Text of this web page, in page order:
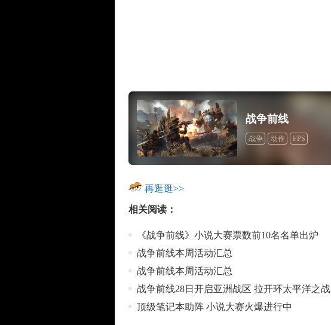
战争前线
战争 动作 FPS
再逛逛>>
相关阅读：
《战争前线》小说大赛票数前10名名单出炉
战争前线本周活动汇总
战争前线本周活动汇总
战争前线28日开启亚洲战区 拉开环太平洋之战
顶级笔记本助阵 小说大赛火爆进行中